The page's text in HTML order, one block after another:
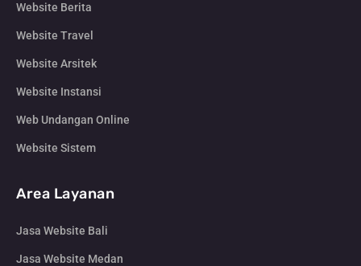
Website Berita
Website Travel
Website Arsitek
Website Instansi
Web Undangan Online
Website Sistem
Area Layanan
Jasa Website Bali
Jasa Website Medan